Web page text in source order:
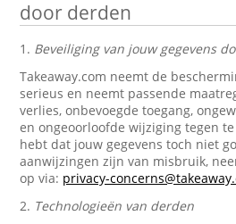
door derden
1. Beveiliging van jouw gegevens
Takeaway.com neemt de
serieus en neemt passende
verlies, onbevoegde toegang,
en ongeoorloofde wijziging tegen
hebt dat jouw gegevens toch niet
aanwijzingen zijn van misbruik,
op via: privacy-
2. Technologieën van derden